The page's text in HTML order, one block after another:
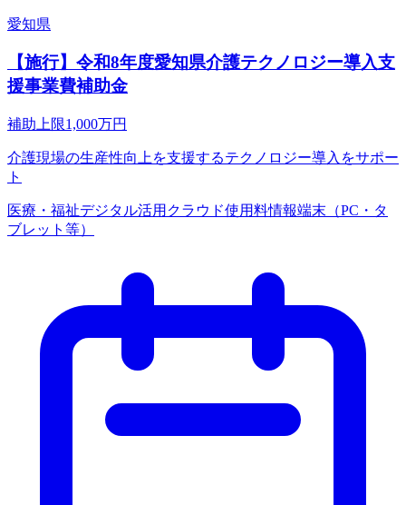
愛知県
【施行】令和8年度愛知県介護テクノロジー導入支
援事業費補助金
補助上限1,000万円
介護現場の生産性向上を支援するテクノロジー導入をサポー
ト
医療・福祉デジタル活用 クラウド使用料情報端末（PC・タ
ブレット等）